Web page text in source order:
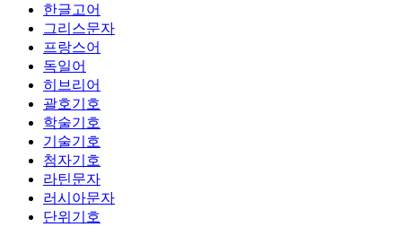
한글고어
그리스문자
프랑스어
독일어
히브리어
괄호기호
학술기호
기술기호
첨자기호
라틴문자
러시아문자
단위기호